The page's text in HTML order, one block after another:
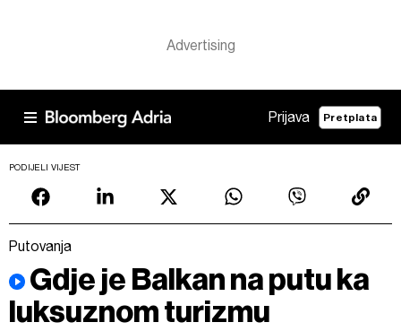
Prijava Pretplata
PODIJELI VIJEST
Putovanja
Gdje je Balkan na putu ka
luksuznom turizmu